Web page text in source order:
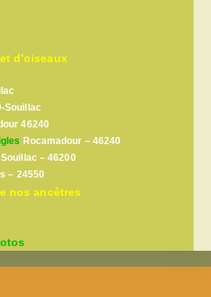
d’oiseaux
Souillac
46240
Rocamadour – 46240
– 46200
– 24550
nos ancêtres